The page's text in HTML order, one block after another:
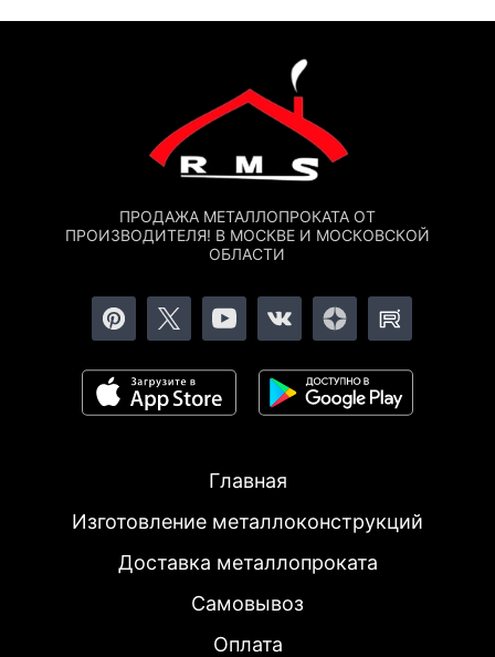
ПРОДАЖА МЕТАЛЛОПРОКАТА ОТ
ПРОИЗВОДИТЕЛЯ! В МОСКВЕ И МОСКОВСКОЙ
ОБЛАСТИ
Главная
Изготовление металлоконструкций
Доставка металлопроката
Самовывоз
Оплата